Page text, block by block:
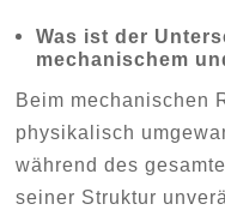
Was ist der
mechanischem
Beim mechanischen
physikalisch
während des
seiner Struktur